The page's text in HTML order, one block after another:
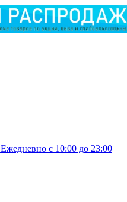
Ежедневно с 10:00 до 23:00